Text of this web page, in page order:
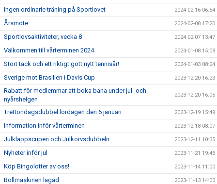
Ingen ordinarie träning på Sportlovet 2024-02-16 06:54
Årsmöte 2024-02-08 17:20
Sportlovsaktiviteter, vecka 8 2024-02-07 13:47
Välkommen till vårterminen 2024 2024-01-08 15:08
Stort tack och ett riktigt gott nytt tennisår! 2024-01-03 08:24
Sverige mot Brasilien i Davis Cup 2023-12-20 16:23
Rabatt för medlemmar att boka bana under jul- och
nyårshelgen
2023-12-20 16:05
Trettondagsdubbel lördagen den 6 januari 2023-12-19 15:49
Information inför vårterminen 2023-12-18 08:07
Julklappscupen och Julkorvsdubbeln 2023-12-11 10:35
Nyheter inför jul 2023-11-21 19:45
Köp Bingolotter av oss! 2023-11-14 11:00
Bollmaskinen lagad 2023-11-13 14:00